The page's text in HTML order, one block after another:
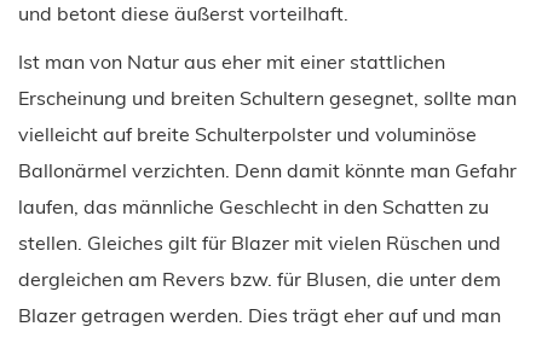
und betont diese äußerst vorteilhaft.
Ist man von Natur aus eher mit einer stattlichen
Erscheinung und breiten Schultern gesegnet, sollte man
vielleicht auf breite Schulterpolster und voluminöse
Ballonärmel verzichten. Denn damit könnte man Gefahr
laufen, das männliche Geschlecht in den Schatten zu
stellen. Gleiches gilt für Blazer mit vielen Rüschen und
dergleichen am Revers bzw. für Blusen, die unter dem
Blazer getragen werden. Dies trägt eher auf und man